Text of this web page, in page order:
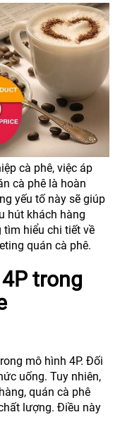
cà phê, việc áp
cà phê là hoàn
yếu tố này sẽ giúp
hút khách hàng
hiểu chi tiết về
quán cà phê.
trong
mô hình 4P. Đối
uống. Tuy nhiên,
quán cà phê
lượng. Điều này